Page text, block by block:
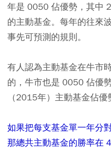
年是 0050 佔優勢，其中
的主動基金。每年的往來
事先可預測的規則。
有人認為主動基金在牛市
的，牛市也是 0050 佔優
（2015年）主動基金佔優
如果把每支基金單一年分
那總共主動基金的勝率在